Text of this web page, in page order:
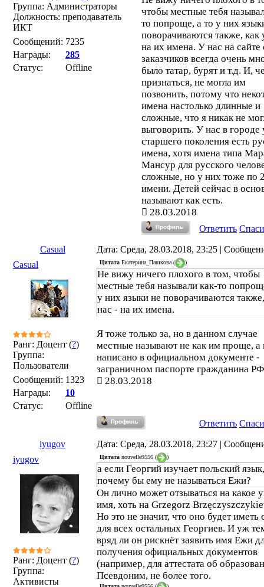
Группа: Администраторы
Должность: преподаватель
ИКТ
Сообщений: 7235
Награды:
285
Статус:
Offline
чтобы местные тебя
то попроще, а то у них
поворачиваются также, как
на их имена. У нас на сайте
заказчиков всегда очень
было татар, бурят и т.д. И,
признаться, не могла им
позвонить, потому что
имена настолько длинные и
сложные, что я никак не
выговорить. У нас в городе
старшего поколения есть
имена, хотя имена типа
Мансур для русского
сложные, но у них тоже по
имени. Детей сейчас в
называют как есть.
28.03.2018
Ответить
Casual
Дата: Среда, 28.03.2018, 23:25 |
Casual
Ранг: Доцент (?)
Группа:
Пользователи
Сообщений: 1323
Награды:
10
Статус:
Offline
Цитата Екатерина_Пашкова ( )
Не вижу ничего плохого в том, чтобы
местные тебя называли как-то
у них языки не поворачиваются
нас - на их имена.
Я тоже только за, но в данном случае
местные называют не как им проще, а
написано в официальном документе -
заграничном паспорте гражданина
28.03.2018
Ответить
iyugov
Дата: Среда, 28.03.2018, 23:27 |
iyugov
Ранг: Доцент (?)
Группа:
Активисты
Цитата nouvelle9556 ( )
а если Георгий изучает польский язык,
почему бы ему не называться Ежи?
Он лично может отзываться на какое
имя, хоть на Grzegorz
Но это не значит, что оно будет иметь
для всех остальных Георгиев. И уж
вряд ли он рискнёт заявить имя Ежи
получения официальных документов
(например, для аттестата об
Псевдоним, не более того.